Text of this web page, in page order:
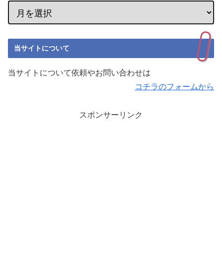
当サイトについて
当サイトについて依頼やお問い合わせは
コチラのフォームから
スポンサーリンク